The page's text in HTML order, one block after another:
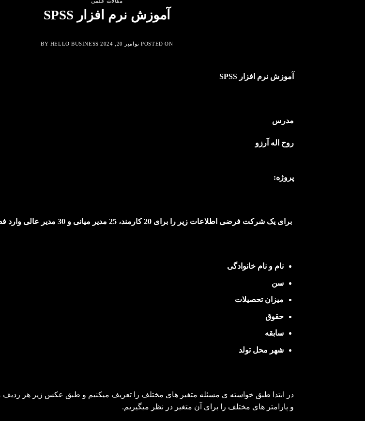
آموزش نرم افزار SPSS
POSTED ON نوامبر 20, 2024 BY
HELLO BUSINESS
آموزش نرم افزار SPSS
مدرس
روح اله آرزو
پروژه:
برای یک شرکت فرضی اطلاعات زیر را برای 20 کارمند، 25 مدیر میانی و 30 مدیر عالی وارد فضای نرم افزار نمایید:
نام و نام خانوادگی
سن
میزان تحصیلات
حقوق
سابقه
شهر محل تولد
در ابتدا طبق خواسته ی مسئله متغیر های مختلف را تعریف میکنیم و طبق عکس زیر هر
و پارامتر های مختلف را برای آن متغیر در نظر میگیریم.